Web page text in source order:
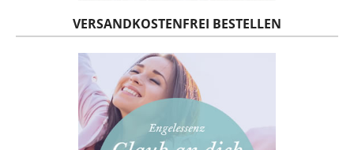
VERSANDKOSTENFREI BESTELLEN